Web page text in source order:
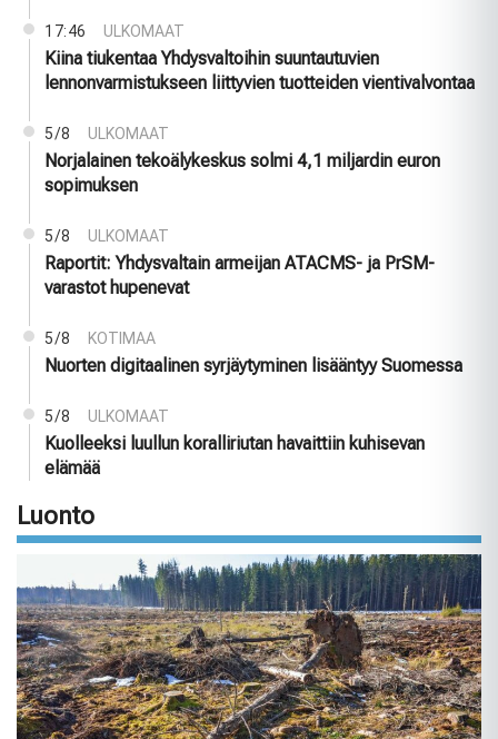
17:46 ULKOMAAT
Kiina tiukentaa Yhdysvaltoihin suuntautuvien
lennonvarmistukseen liittyvien tuotteiden vientivalvontaa
5/8 ULKOMAAT
Norjalainen tekoälykeskus solmi 4,1 miljardin euron
sopimuksen
5/8 ULKOMAAT
Raportit: Yhdysvaltain armeijan ATACMS- ja PrSM-
varastot hupenevat
5/8 KOTIMAA
Nuorten digitaalinen syrjäytyminen lisääntyy Suomessa
5/8 ULKOMAAT
Kuolleeksi luullun koralliriutan havaittiin kuhisevan
elämää
Luonto